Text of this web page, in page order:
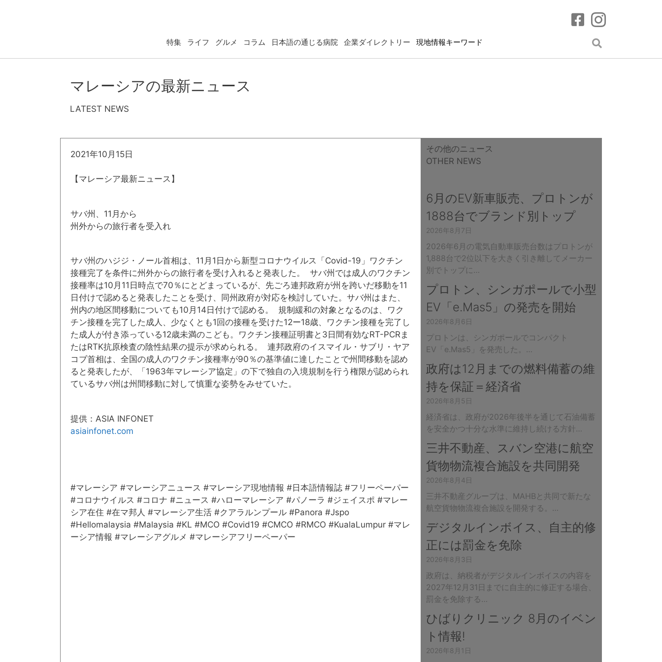
特集 ライフ グルメ コラム 日本語の通じる病院 企業ダイレクトリー 現地情報キーワード
マレーシアの最新ニュース
LATEST NEWS
2021年10月15日
【マレーシア最新ニュース】
サバ州、11月から
州外からの旅行者を受入れ
サバ州のハジジ・ノール首相は、11月1日から新型コロナウイルス「Covid-19」ワクチン
接種完了を条件に州外からの旅行者を受け入れると発表した。 サバ州では成人のワクチン
接種率は10月11日時点で70％にとどまっているが、先ごろ連邦政府が州を跨いだ移動を11
日付けで認めると発表したことを受け、同州政府が対応を検討していた。サバ州はまた、
州内の地区間移動についても10月14日付けで認める。 規制緩和の対象となるのは、ワク
チン接種を完了した成人、少なくとも1回の接種を受けた12ー18歳、ワクチン接種を完了し
た成人が付き添っている12歳未満のこども。ワクチン接種証明書と3日間有効なRT-PCRま
たはRTK抗原検査の陰性結果の提示が求められる。 連邦政府のイスマイル・サブリ・ヤア
コブ首相は、全国の成人のワクチン接種率が90％の基準値に達したことで州間移動を認め
ると発表したが、「1963年マレーシア協定」の下で独自の入境規制を行う権限が認められ
ているサバ州は州間移動に対して慎重な姿勢をみせていた。
提供：ASIA INFONET
asiainfonet.com
#マレーシア #マレーシアニュース #マレーシア現地情報 #日本語情報誌 #フリーペーパー
#コロナウイルス #コロナ #ニュース #ハローマレーシア #パノーラ #ジェイスポ #マレー
シア在住 #在マ邦人 #マレーシア生活 #クアラルンプール #Panora #Jspo
#Hellomalaysia #Malaysia #KL #MCO #Covid19 #CMCO #RMCO #KualaLumpur #マレ
ーシア情報 #マレーシアグルメ #マレーシアフリーペーパー
その他のニュース
OTHER NEWS
6月のEV新車販売、プロトンが
1888台でブランド別トップ
2026年8月7日
2026年6月の電気自動車販売台数はプロトンが
1,888台で2位以下を大きく引き離してメーカー
別でトップに…
プロトン、シンガポールで小型
EV「e.Mas5」の発売を開始
2026年8月6日
プロトンは、シンガポールでコンパクト
EV「e.Mas5」を発売した。…
政府は12月までの燃料備蓄の維
持を保証＝経済省
2026年8月5日
経済省は、政府が2026年後半を通じて石油備蓄
を安全かつ十分な水準に維持し続ける方針…
三井不動産、スバン空港に航空
貨物物流複合施設を共同開発
2026年8月4日
三井不動産グループは、MAHBと共同で新たな
航空貨物物流複合施設を開発する。…
デジタルインボイス、自主的修
正には罰金を免除
2026年8月3日
政府は、納税者がデジタルインボイスの内容を
2027年12月31日までに自主的に修正する場合、
罰金を免除する…
ひばりクリニック 8月のイベン
ト情報!
2026年8月1日